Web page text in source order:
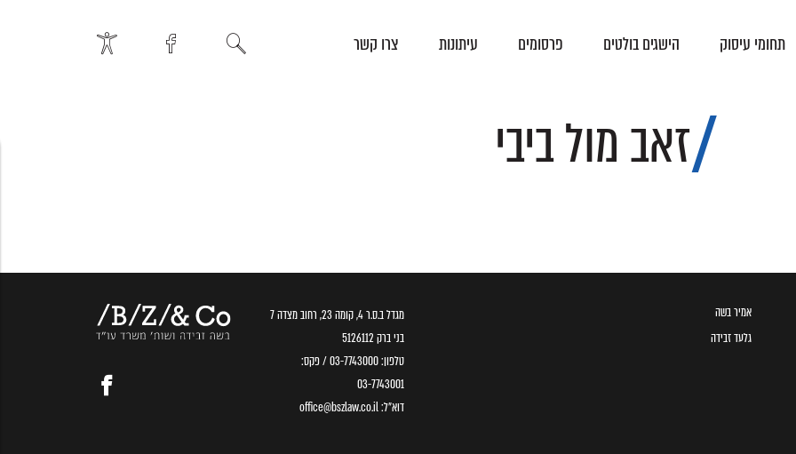
תחומי עיסוק הישגים בולטים פרסומים עיתונות צרו קשר
זאב מול ביבי
אמיר בשה
גלעד זבידה
מגדל ב.ס.ר 4, קומה 23, רחוב מצדה 7
בני ברק 5126112
טלפון:03-7743000/ פקס:
03-7743001
דוא״ל:office@bszlaw.co.il